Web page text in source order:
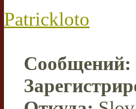
Patrickloto
Сообщений: